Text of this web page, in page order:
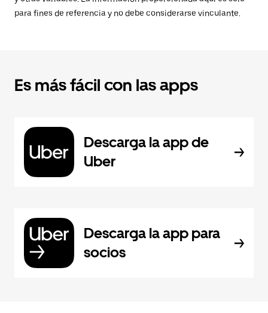
para fines de referencia y no debe considerarse vinculante.
Es más fácil con las apps
Descarga la app de
Uber
Descarga la app para
socios